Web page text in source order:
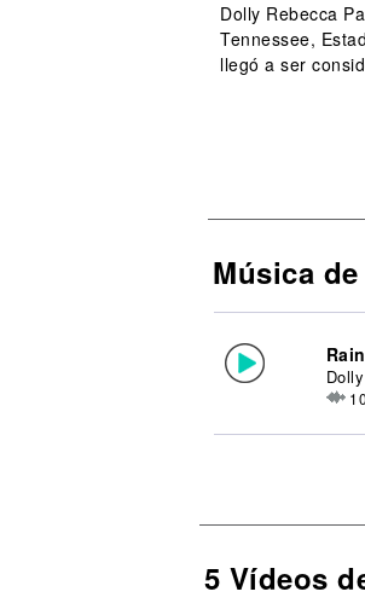
Dolly Rebecca
Tennessee,
llegó a ser
Música
5 Vídeos